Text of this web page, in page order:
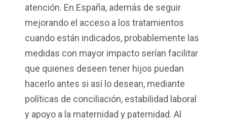
atención. En España, además de seguir
mejorando el acceso a los tratamientos
cuando están indicados, probablemente las
medidas con mayor impacto serían facilitar
que quienes deseen tener hijos puedan
hacerlo antes si así lo desean, mediante
políticas de conciliación, estabilidad laboral
y apoyo a la maternidad y paternidad. Al